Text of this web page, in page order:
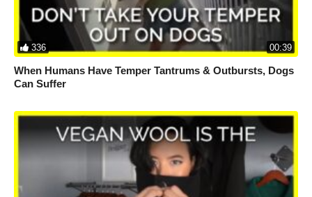
336 00:39
When Humans Have Temper Tantrums & Outbursts, Dogs
Can Suffer